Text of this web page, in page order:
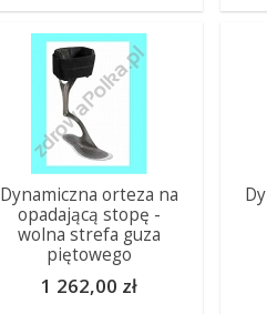
Dynamiczna orteza na
opadającą stopę -
wolna strefa guza
piętowego
1 262,00 zł